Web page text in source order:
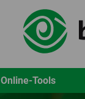
Online-Tools